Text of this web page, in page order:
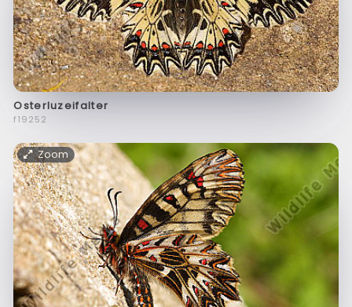
Osterluzeifalter
f19252
Zoom